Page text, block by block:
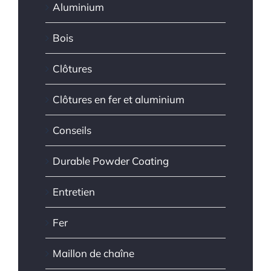
Aluminium
Bois
Clôtures
Clôtures en fer et aluminium
Conseils
Durable Powder Coating
Entretien
Fer
Maillon de chaîne